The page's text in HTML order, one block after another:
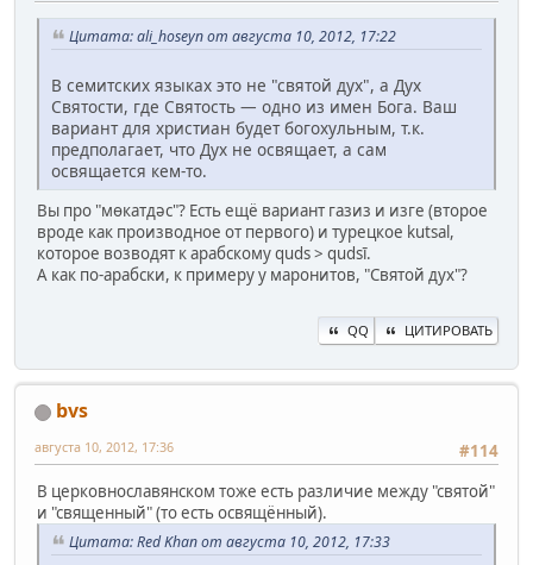
Цитата: ali_hoseyn от августа 10, 2012, 17:22
В семитских языках это не "святой дух", а Дух
Святости, где Святость — одно из имен Бога. Ваш
вариант для христиан будет богохульным, т.к.
предполагает, что Дух не освящает, а сам
освящается кем-то.
Вы про "мөкатдәс"? Есть ещё вариант газиз и изге (второе
вроде как производное от первого) и турецкое kutsal,
которое возводят к арабскому quds > qudsī.
А как по-арабски, к примеру у маронитов, "Святой дух"?
QQ ЦИТИРОВАТЬ
bvs
#114
августа 10, 2012, 17:36
В церковнославянском тоже есть различие между "святой"
и "священный" (то есть освящённый).
Цитата: Red Khan от августа 10, 2012, 17:33